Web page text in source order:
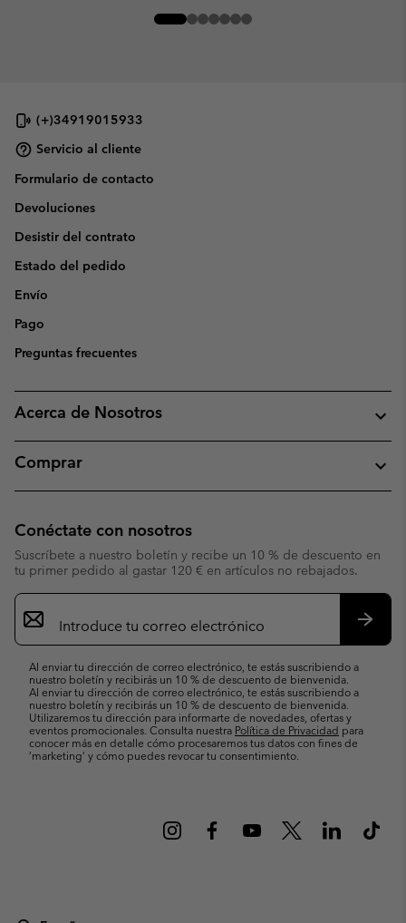
(+)34919015933
Servicio al cliente
Formulario de contacto
Devoluciones
Desistir del contrato
Estado del pedido
Envío
Pago
Preguntas frecuentes
Acerca de Nosotros
Comprar
Conéctate con nosotros
Suscríbete a nuestro boletín y recibe un 10 % de descuento en
tu primer pedido al gastar 120 € en artículos no rebajados.
Suscripción
de
correo
Al enviar tu dirección de correo electrónico, te estás suscribiendo a
nuestro boletín y recibirás un 10 % de descuento de bienvenida.
Al enviar tu dirección de correo electrónico, te estás suscribiendo a
nuestro boletín y recibirás un 10 % de descuento de bienvenida.
Utilizaremos tu dirección para informarte de novedades, ofertas y
eventos promocionales. Consulta nuestra Política de Privacidad para
conocer más en detalle cómo procesaremos tus datos con fines de
’marketing’ y cómo puedes revocar tu consentimiento.